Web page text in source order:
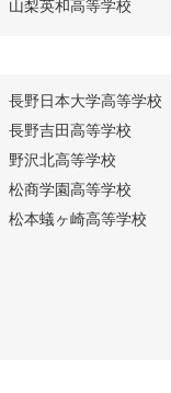
山梨英和高等学校
長野日本大学高等学校
長野吉田高等学校
野沢北高等学校
松商学園高等学校
松本蟻ヶ崎高等学校